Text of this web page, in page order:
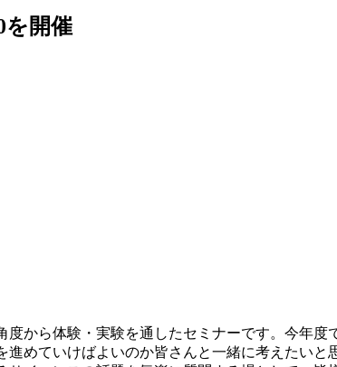
を開催
度から体験・実験を通したセミナーです。今年
めていけばよいのか皆さんと一緒に考えたい